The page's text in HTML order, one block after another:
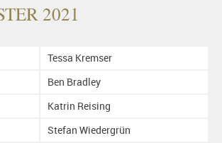
2021
Tessa Kremser
Ben Bradley
Katrin Reising
Stefan Wiedergrün